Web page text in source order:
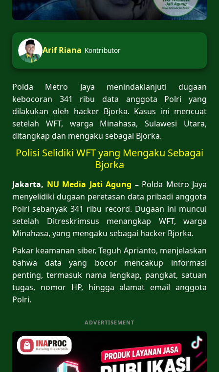
Arif Riana Kontributor
Polda Metro Jaya menindaklanjuti dugaan
kebocoran 341 ribu data anggota Polri yang
dilakukan oleh hacker Bjorka. Kasus ini mencuat
setelah WFT, warga Minahasa, Sulawesi Utara,
ditangkap dan mengaku sebagai Bjorka.
Polisi Selidiki WFT yang Mengaku Sebagai
Bjorka
Jakarta, NU Media Jati Agung –Polda Metro Jaya
menyelidiki dugaan peretasan data pribadi anggota
Polri sebanyak 341 ribu record. Dugaan ini muncul
setelah Ditreskrimsus menangkap WFT, warga
Minahasa, yang mengaku sebagai hacker Bjorka.
Pakar keamanan siber, Teguh Aprianto, menjelaskan
bahwa data yang bocor mencakup informasi
penting, termasuk nama lengkap, pangkat, satuan
tugas, nomor HP, hingga alamat email anggota
Polri.
ADVERTISEMENT